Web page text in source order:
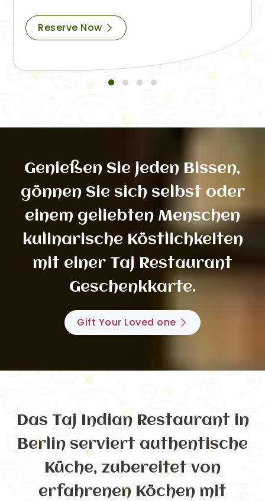
Reserve Now
Genießen Sie jeden Bissen,
gönnen Sie sich selbst oder
einem geliebten Menschen
kulinarische Köstlichkeiten
mit einer Taj Restaurant
Geschenkkarte.
Gift Your Loved one
Das Taj Indian Restaurant in
Berlin serviert authentische
Küche, zubereitet von
erfahrenen Köchen mit